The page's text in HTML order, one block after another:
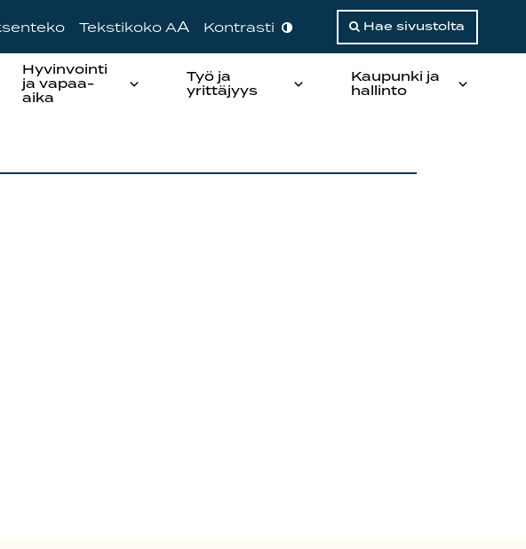
Tekstikoko AA Kontrasti Hae sivustolta
Hyvinvointi
ja vapaa-
aika
Työ ja
yrittäjyys
Kaupunki ja
hallinto